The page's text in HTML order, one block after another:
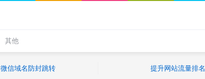
其他
微信域名防封跳转 提升网站流量排名